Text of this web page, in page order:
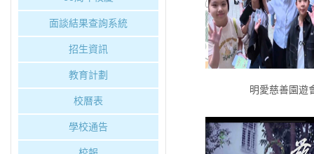
面談結果查詢系統
招生資訊
教育計劃
校曆表
學校通告
明愛慈善園遊